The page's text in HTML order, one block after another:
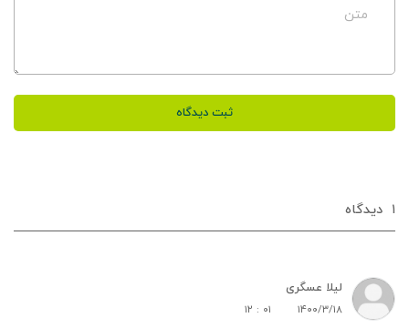
متن
ثبت دیدگاه
۱ دیدگاه‌
لیلا عسگری
۱۴۰۰/۳/۱۸ ۱۲ : ۰۱